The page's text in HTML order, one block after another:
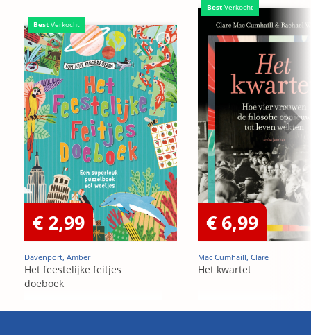
Best Verkocht
€ 2,99
Davenport, Amber
Het feestelijke feitjes
doeboek
Best Verkocht
€ 6,99
Mac Cumhaill, Clare
Het kwartet